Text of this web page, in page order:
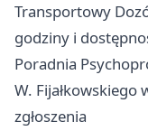
Transportowy
godziny i
Poradnia
W. Fijałkowskiego
zgłoszenia